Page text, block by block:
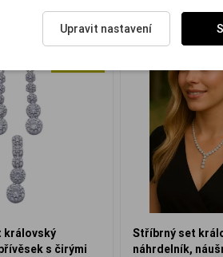
Doprava zdarma
královský
s čirými
Stříbrný set
náhrdelník,
Upravit nastavení